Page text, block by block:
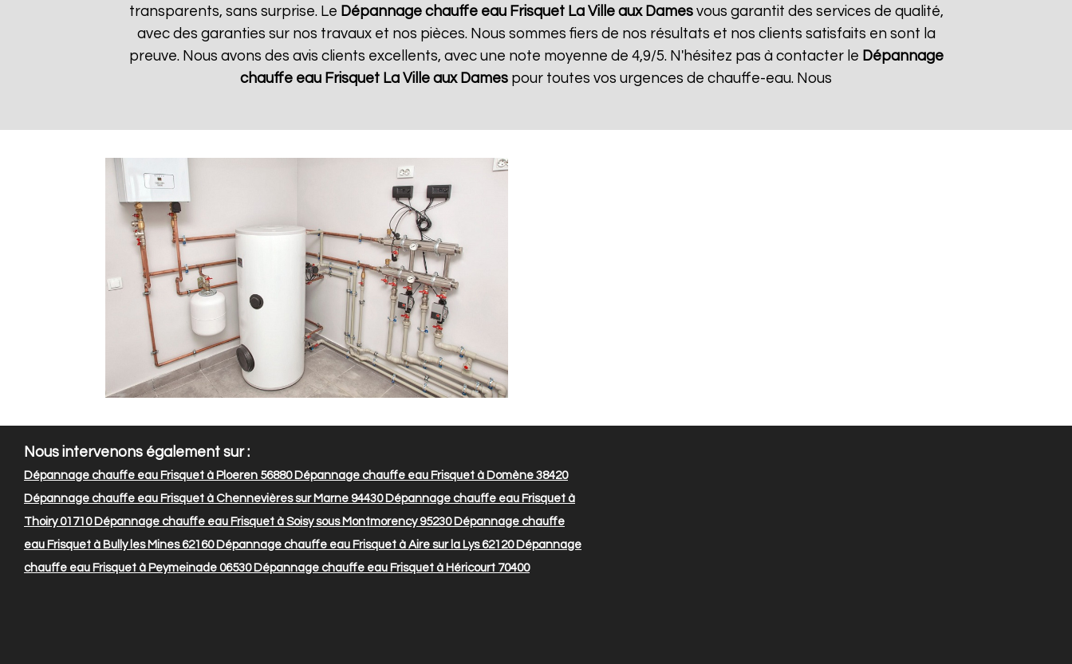
transparents, sans surprise. Le Dépannage chauffe eau Frisquet La Ville aux Damesvous garantit des services de qualité,
avec des garanties sur nos travaux et nos pièces. Nous sommes fiers de nos résultats et nos clients satisfaits en sont la
preuve. Nous avons des avis clients excellents, avec une note moyenne de 4,9/5. N'hésitez pas à contacter le Dépannage
chauffe eau Frisquet La Ville aux Dames pour toutes vos urgences de chauffe-eau. Nous
Nous intervenons également sur :
Dépannage chauffe eau Frisquet à Ploeren 56880Dépannage chauffe eau Frisquet à Domène 38420
Dépannage chauffe eau Frisquet à Chennevières sur Marne 94430Dépannage chauffe eau Frisquet à
Thoiry 01710Dépannage chauffe eau Frisquet à Soisy sous Montmorency 95230Dépannage chauffe
eau Frisquet à Bully les Mines 62160Dépannage chauffe eau Frisquet à Aire sur la Lys 62120Dépannage
chauffe eau Frisquet à Peymeinade 06530Dépannage chauffe eau Frisquet à Héricourt 70400